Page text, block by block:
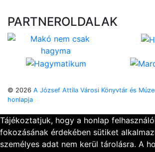
PARTNEROLDALAK
© 2026 A József Attila Városi Könyvtár és
honlapja
Tájékoztatjuk, hogy a honlap
fokozásának érdekében sütiket
személyes adat nem kerül tárolásra. A